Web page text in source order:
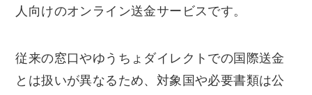
人向けのオンライン送金サービスです。
従来の窓口やゆうちょダイレクトでの国際送金
とは扱いが異なるため、対象国や必要書類は公